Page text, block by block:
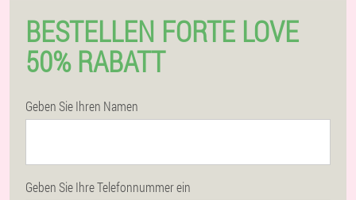
BESTELLEN FORTE LOVE
50% RABATT
Geben Sie Ihren Namen
Geben Sie Ihre Telefonnummer ein